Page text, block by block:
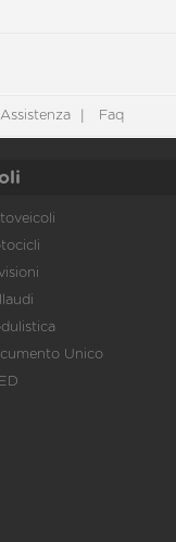
Assistenza Faq
Unico